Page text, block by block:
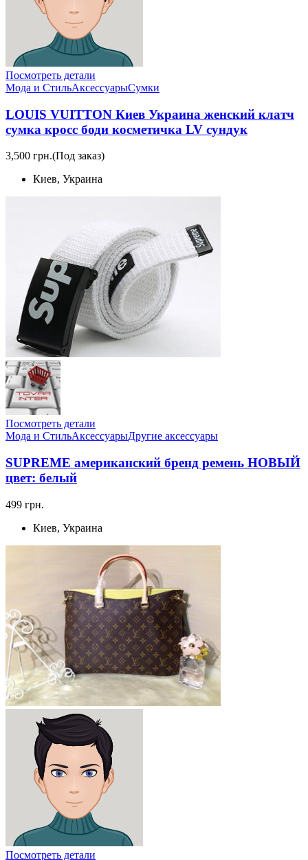
Посмотреть детали
Мода и СтильАксессуарыСумки
LOUIS VUITTON Киев Украина женский клатч
сумка кросс боди косметичка LV сундук
3,500 грн.(Под заказ)
Киев, Украина
Посмотреть детали
Мода и СтильАксессуарыДругие аксессуары
SUPREME американский бренд ремень НОВЫЙ
цвет: белый
499 грн.
Киев, Украина
Посмотреть детали